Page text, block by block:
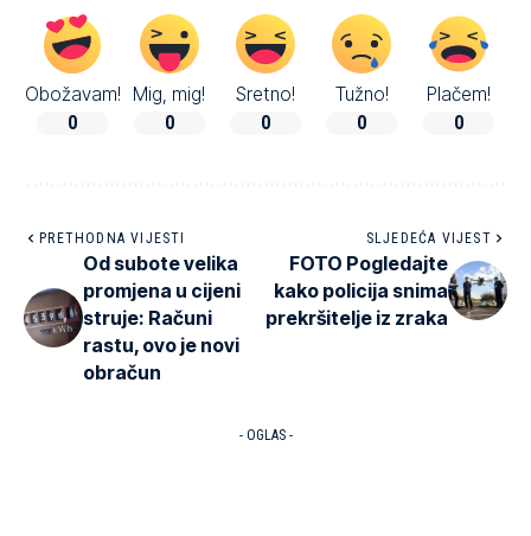
Obožavam!
0
Mig, mig!
0
Sretno!
0
Tužno!
0
Plačem!
0
PRETHODNA VIJESTI
Od subote velika
promjena u cijeni
struje: Računi
rastu, ovo je novi
obračun
SLJEDEĆA VIJEST
FOTO Pogledajte
kako policija snima
prekršitelje iz zraka
- OGLAS -